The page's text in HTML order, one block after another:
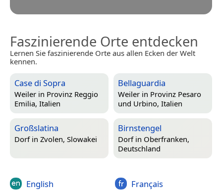
Faszinierende Orte entdecken
Lernen Sie faszinierende Orte aus allen Ecken der Welt
kennen.
Case di Sopra
Weiler in Provinz Reggio
Emilia, Italien
Bellaguardia
Weiler in Provinz Pesaro
und Urbino, Italien
Großslatina
Dorf in Zvolen, Slowakei
Birnstengel
Dorf in Oberfranken,
Deutschland
English Français